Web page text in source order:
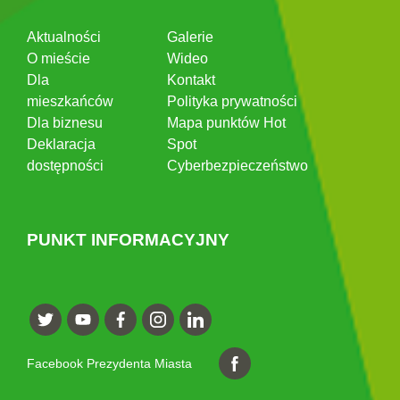
Aktualności
O mieście
Dla
mieszkańców
Dla biznesu
Deklaracja
dostępności
Galerie
Wideo
Kontakt
Polityka prywatności
Mapa punktów Hot
Spot
Cyberbezpieczeństwo
PUNKT INFORMACYJNY
Facebook Prezydenta Miasta